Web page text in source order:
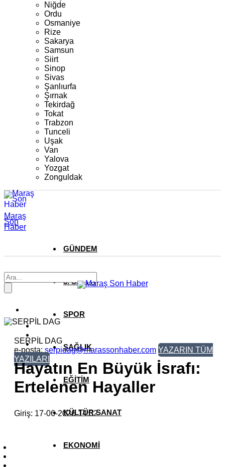
Niğde
Ordu
Osmaniye
Rize
Sakarya
Samsun
Siirt
Sinop
Sivas
Şanlıurfa
Şırnak
Tekirdağ
Tokat
Trabzon
Tunceli
Uşak
Van
Yalova
Yozgat
Zonguldak
Maraş
Son
Haber
GÜNDEM
3. SAYFA
SPOR
SAĞLIK
EĞİTİM
KÜLTÜR SANAT
EKONOMİ
SERPİL DAG
e-posta: serpidag@marassonhaber.com YAZARIN TÜM
YAZILARI
Hayatın En Büyük İsrafı:
Ertelenen Hayaller
Giriş: 17-06-2026 14:32